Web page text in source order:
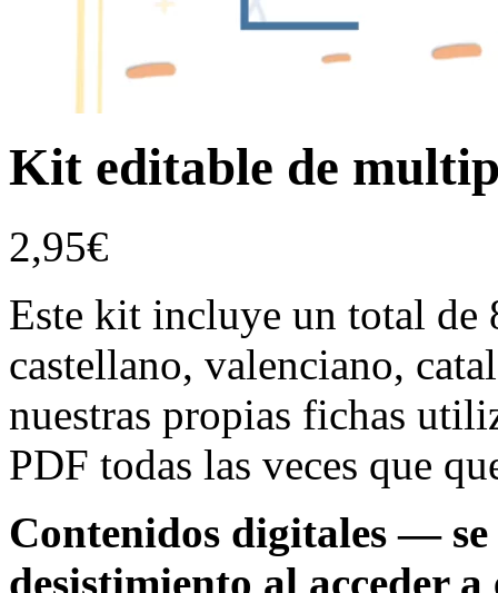
Kit editable de
2,95€
Este kit incluye un total de
castellano, valenciano,
nuestras propias fichas
PDF todas las veces que
Contenidos digitales — se
desistimiento al acceder a